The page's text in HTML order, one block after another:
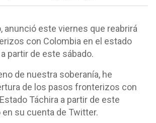
anunció este viernes que reabrirá
con Colombia en el estado
partir de este sábado.
de nuestra soberanía, he
de los pasos fronterizos con
Táchira a partir de este
en su cuenta de Twitter.